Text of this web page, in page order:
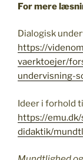
For mere
Dialogisk
https://
vaerktoejer/
undervisning-
Ideer i forhold
https://
didaktik/